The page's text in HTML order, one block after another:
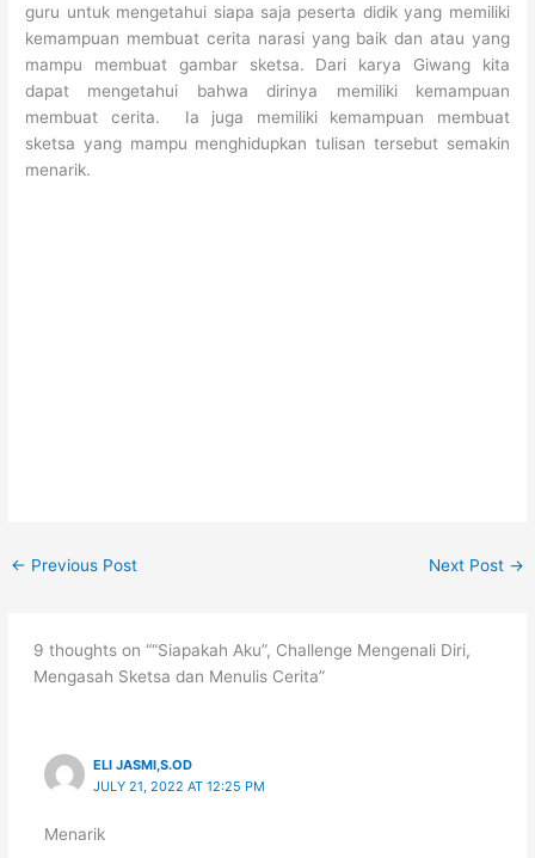
guru untuk mengetahui siapa saja peserta didik yang memiliki
kemampuan membuat cerita narasi yang baik dan atau yang
mampu membuat gambar sketsa. Dari karya Giwang kita
dapat mengetahui bahwa dirinya memiliki kemampuan
membuat cerita. Ia juga memiliki kemampuan membuat
sketsa yang mampu menghidupkan tulisan tersebut semakin
menarik.
← Previous Post Next Post →
9 thoughts on ““Siapakah Aku”, Challenge Mengenali Diri,
Mengasah Sketsa dan Menulis Cerita”
ELI JASMI,S.OD
JULY 21, 2022 AT 12:25 PM
Menarik